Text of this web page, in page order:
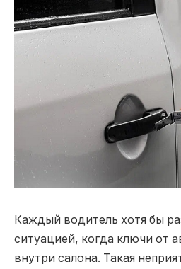
Каждый водитель хотя бы
ситуацией, когда ключи от
внутри салона. Такая